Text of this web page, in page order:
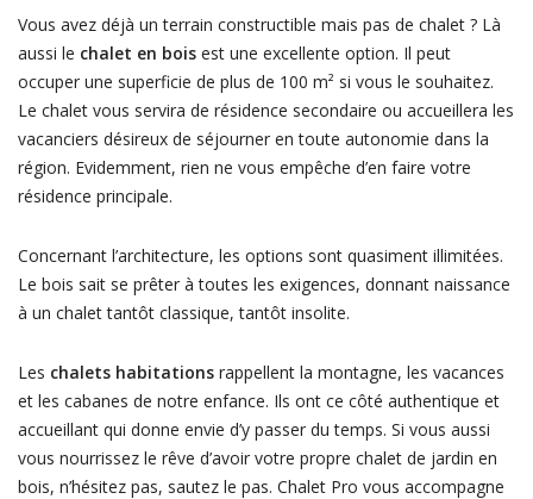
Vous avez déjà un terrain constructible mais pas de chalet ? Là
aussi le chalet en boisest une excellente option. Il peut
occuper une superficie de plus de 100 m² si vous le souhaitez.
Le chalet vous servira de résidence secondaire ou accueillera les
vacanciers désireux de séjourner en toute autonomie dans la
région. Evidemment, rien ne vous empêche d’en faire votre
résidence principale.
Concernant l’architecture, les options sont quasiment illimitées.
Le bois sait se prêter à toutes les exigences, donnant naissance
à un chalet tantôt classique, tantôt insolite.
Les chalets habitationsrappellent la montagne, les vacances
et les cabanes de notre enfance. Ils ont ce côté authentique et
accueillant qui donne envie d’y passer du temps. Si vous aussi
vous nourrissez le rêve d’avoir votre propre chalet de jardin en
bois, n’hésitez pas, sautez le pas. Chalet Pro vous accompagne